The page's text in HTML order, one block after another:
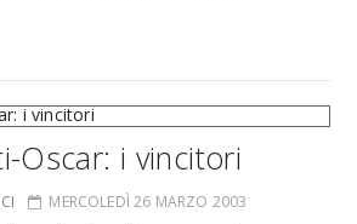
Oscar: i vincitori
MERCOLEDÌ 26 MARZO 2003